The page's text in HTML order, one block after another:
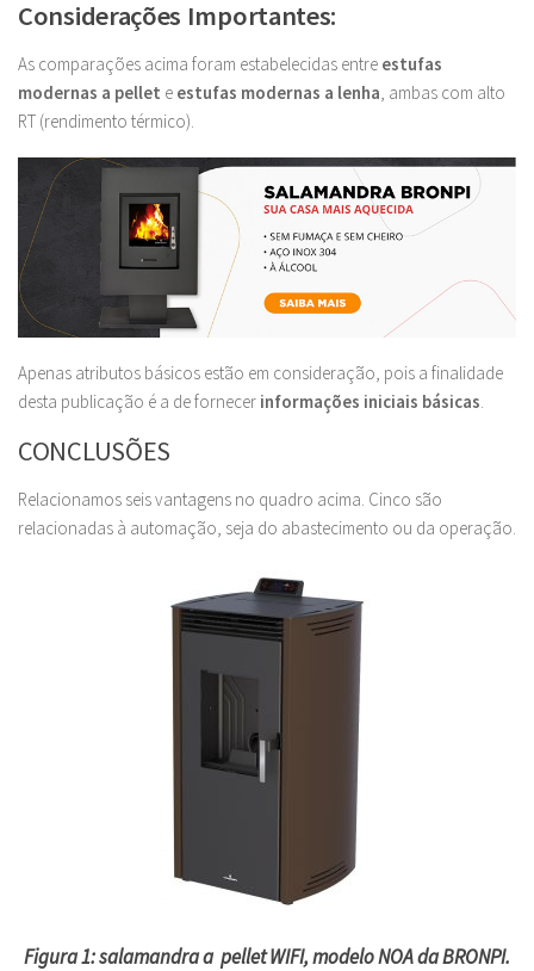
Considerações Importantes:
As comparações acima foram estabelecidas entre estufas
modernas a pellet e estufas modernas a lenha , ambas com alto
RT (rendimento térmico).
Apenas atributos básicos estão em consideração, pois a finalidade
desta publicação é a de fornecer informações iniciais básicas
CONCLUSÕES
Relacionamos seis vantagens no quadro acima. Cinco são
relacionadas à automação, seja do abastecimento ou da operação.
Figura 1: salamandra a pellet WIFI, modelo NOA da BRONPI.